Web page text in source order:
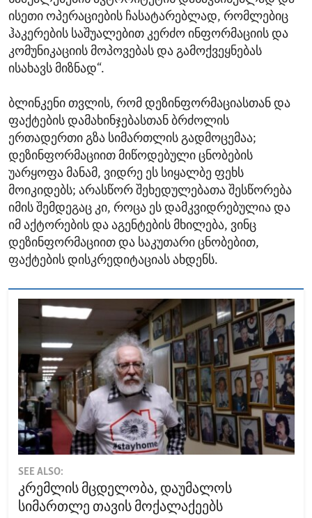
ისეთი ოპერაციების ჩასატარებლად, რომლებიც
ჰაკერების საშუალებით კერძო ინფორმაციის და
კომუნიკაციის მოპოვებას და გამოქვეყნებას
ისახავს მიზნად“.
ბლინკენი თვლის, რომ დეზინფორმაციასთან და
ფაქტების დამახინჯებასთან ბრძოლის
ერთადერთი გზა სიმართლის გადმოცემაა;
დეზინფორმაციით მიწოდებული ცნობების
უარყოფა მანამ, ვიდრე ეს სიყალბე ფეხს
მოიკიდებს; არასწორ შეხედულებათა შესწორება
იმის შემდეგაც კი, როცა ეს დამკვიდრებულია და
იმ აქტორების და აგენტების მხილება, ვინც
დეზინფორმაციით და საკუთარი ცნობებით,
ფაქტების დისკრედიტაციას ახდენს.
SEE ALSO:
კრემლის მცდელობა, დაუმალოს
სიმართლე თავის მოქალაქეებს